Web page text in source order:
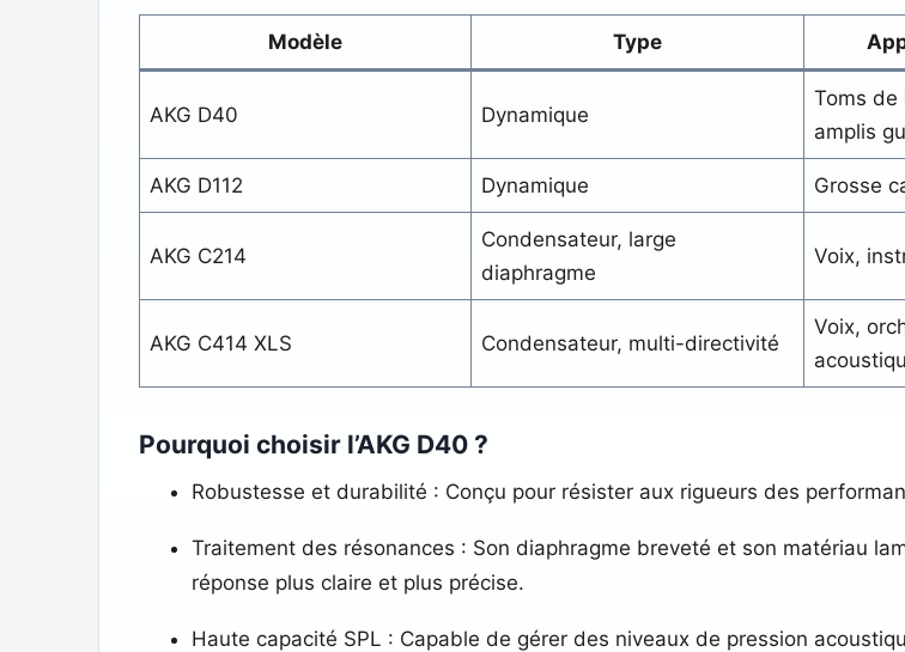
Modèle Type
AKG D40 Dynamique
Toms de
amplis
AKG D112 Dynamique Grosse
AKG C214
Condensateur, large
diaphragme
Voix,
AKG C414 XLS Condensateur, multi-directivité
Voix,
Pourquoi choisir l’AKG D40 ?
Robustesse et durabilité : Conçu pour résister aux rigueurs des
Traitement des résonances : Son diaphragme breveté et son matériau
réponse plus claire et plus précise.
Haute capacité SPL : Capable de gérer des niveaux de pression